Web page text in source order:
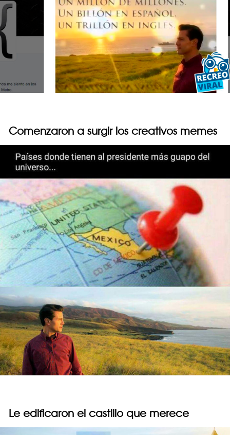
Comenzaron a surgir los creativos memes
Le edificaron el castillo que merece